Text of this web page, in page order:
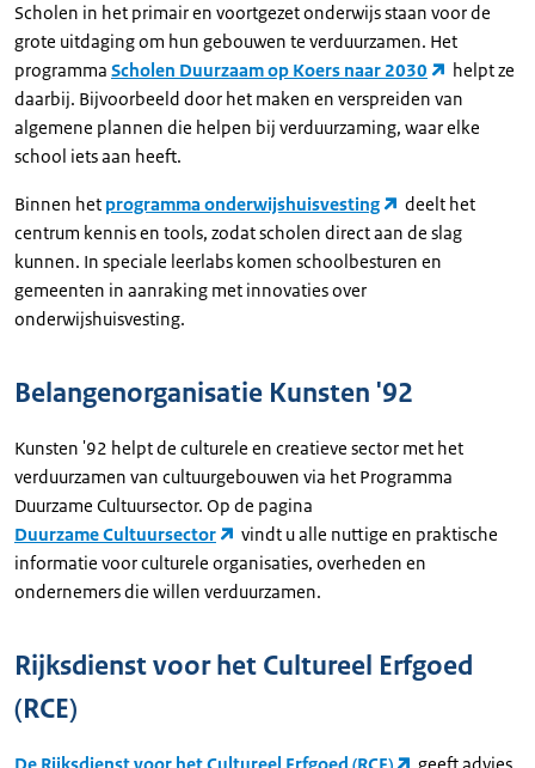
Scholen in het primair en voortgezet onderwijs staan voor de
grote uitdaging om hun gebouwen te verduurzamen. Het
programma Scholen Duurzaam op Koers naar 2030
helpt ze
daarbij. Bijvoorbeeld door het maken en verspreiden van
algemene plannen die helpen bij verduurzaming, waar elke
school iets aan heeft.
Binnen het programma onderwijshuisvesting
deelt het
centrum kennis en tools, zodat scholen direct aan de slag
kunnen. In speciale leerlabs komen schoolbesturen en
gemeenten in aanraking met innovaties over
onderwijshuisvesting.
Belangenorganisatie Kunsten '92
Kunsten '92 helpt de culturele en creatieve sector met het
verduurzamen van cultuurgebouwen via het Programma
Duurzame Cultuursector. Op de pagina
Duurzame Cultuursector
vindt u alle nuttige en praktische
informatie voor culturele organisaties, overheden en
ondernemers die willen verduurzamen.
Rijksdienst voor het Cultureel Erfgoed
(RCE)